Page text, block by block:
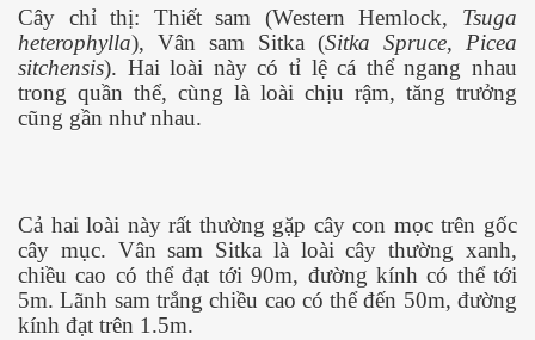
Cây chỉ thị: Thiết sam (Western Hemlock, Tsuga
heterophylla), Vân sam Sitka (Sitka Spruce, Picea
sitchensis). Hai loài này có tỉ lệ cá thể ngang nhau
trong quần thể, cùng là loài chịu rậm, tăng trưởng
cũng gần như nhau.
Cả hai loài này rất thường gặp cây con mọc trên gốc
cây mục. Vân sam Sitka là loài cây thường xanh,
chiều cao có thể đạt tới 90m, đường kính có thể tới
5m. Lãnh sam trắng chiều cao có thể đến 50m, đường
kính đạt trên 1.5m.
phẩm
1
P2